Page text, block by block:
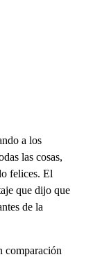
a los
las cosas,
felices. El
que dijo que
de la
comparación